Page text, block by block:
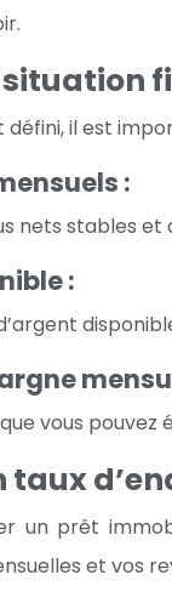
il est
:
nets stables
:
vous pouvez
taux
un prêt
et vos